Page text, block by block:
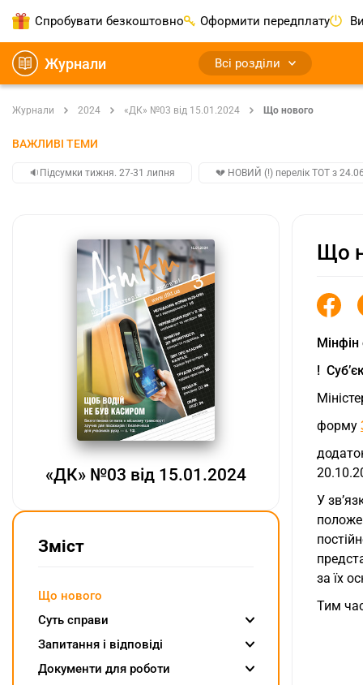
Спробувати безкоштовно Оформити передплату
Журнали Всі розділи
Журнали 2024 «ДК» №03 від 15.01.2024 Що нового
ВАЖЛИВІ ТЕМИ
🔉Підсумки тижня. 27-31 липня 💔 НОВИЙ (!) перелік ТОТ з
«ДК» №03 від 15.01.2024
Зміст
Що нового
Суть справи
Запитання і відповіді
Документи для роботи
Що
Мінфін
!
форму
У
за їх
Тим